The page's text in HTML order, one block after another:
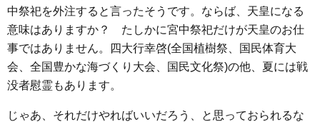
中祭祀を外注すると言ったそうです。ならば、天皇になる
意味はありますか？ たしかに宮中祭祀だけが天皇のお仕
事ではありません。四大行幸啓(全国植樹祭、国民体育大
会、全国豊かな海づくり大会、国民文化祭)の他、夏には戦
没者慰霊もあります。
じゃあ、それだけやればいいだろう、と思っておられるな